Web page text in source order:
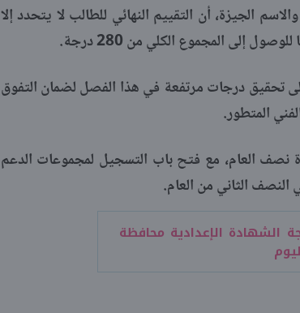
الجيزة، أن التقييم النهائي للطالب لا يتحدد إلا
إلى المجموع الكلي من 280 درجة.
تحقيق درجات مرتفعة في هذا الفصل لضمان التفوق
المتطور.
نصف العام، مع فتح باب التسجيل لمجموعات الدعم
الثاني من العام.
الشهادة الإعدادية محافظة